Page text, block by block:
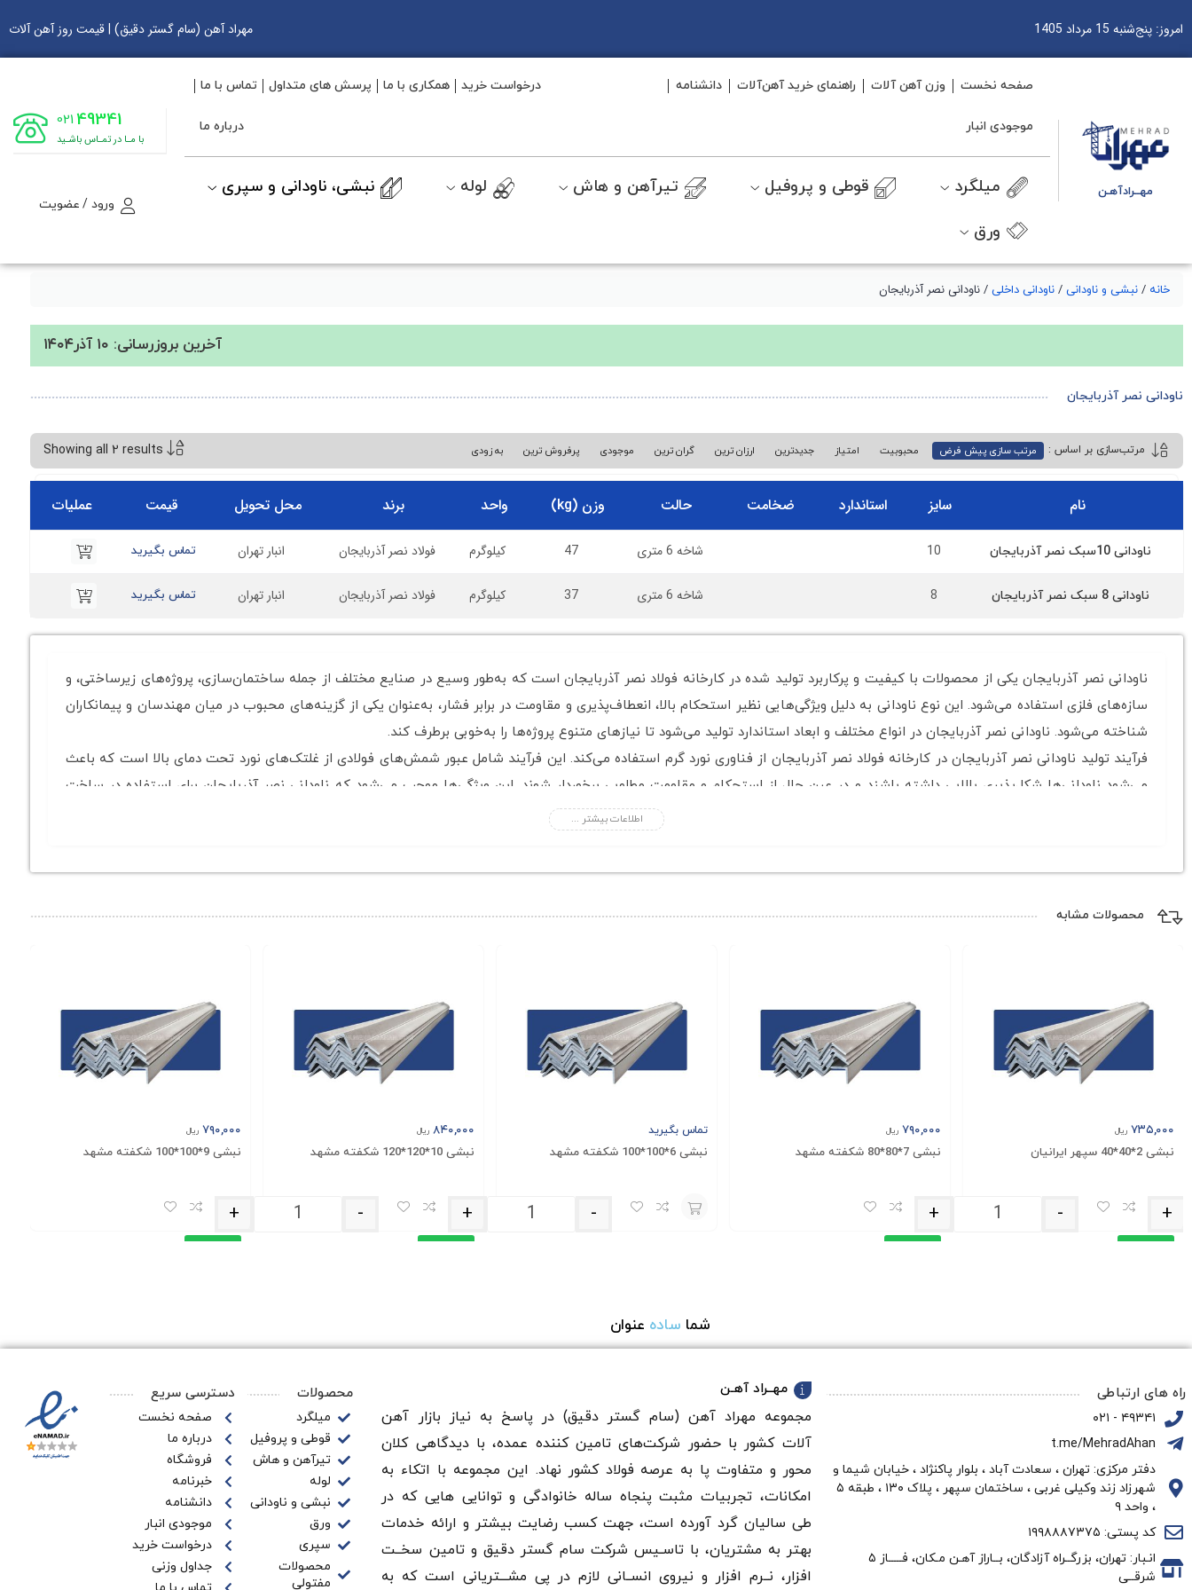
امروز: پنج‌شنبه 15 مرداد 1405 مهراد آهن (سام گستر دقیق) | قیمت روز آهن آلات
مهــرادآهـن
صفحه نخست وزن آهن آلات راهنمای خرید آهن‌آلات دانشنامه
موجودی انبار
درخواست خرید همکاری با ما پرسش های متداول تماس با ما
درباره ما
میلگرد قوطی و پروفیل تیرآهن و هاش لوله نبشی، ناودانی و سپری
ورق
49341
021
با مـا در تمـاس باشـید
ورود / عضویت
خانه / نبشی و ناودانی / ناودانی داخلی / ناودانی نصر آذربایجان
آخرین بروزرسانی: ۱۰ آذر۱۴۰۴
ناودانی نصر آذربایجان
Showing all 2 results مرتب سازی پیش فرض محبوبیت امتیاز جدیدترین ارزان ترین گران ترین موجودی پرفروش ترین به زودی
نام سایز استاندارد ضخامت حالت وزن (kg) واحد برند محل تحویل قیمت عملیات
ناودانی 10سبک نصر آذربایجان 10 شاخه 6 متری 47 کیلوگرم فولاد نصر آذربایجان انبار تهران تماس بگیرید
ناودانی 8 سبک نصر آذربایجان 8 شاخه 6 متری 37 کیلوگرم فولاد نصر آذربایجان انبار تهران تماس بگیرید
ناودانی نصر آذربایجان یکی از محصولات با کیفیت و پرکاربرد تولید شده در کارخانه فولاد نصر آذربایجان است که به‌طور وسیع در صنایع مختلف از جمله ساختمان‌سازی، پروژه‌های زیرساختی، و
سازه‌های فلزی استفاده می‌شود. این نوع ناودانی به دلیل ویژگی‌هایی نظیر استحکام بالا، انعطاف‌پذیری و مقاومت در برابر فشار، به‌عنوان یکی از گزینه‌های محبوب در میان مهندسان و پیمانکاران
شناخته می‌شود. ناودانی نصر آذربایجان در انواع مختلف و ابعاد استاندارد تولید می‌شود تا نیازهای متنوع پروژه‌ها را به‌خوبی برطرف کند.
فرآیند تولید ناودانی نصر آذربایجان در کارخانه فولاد نصر آذربایجان از فناوری نورد گرم استفاده می‌کند. این فرآیند شامل عبور شمش‌های فولادی از غلتک‌های نورد تحت دمای بالا است که باعث
می‌شود ناودانی‌ها شکل‌پذیری بالایی داشته باشند و در عین حال از استحکام و مقاومت مطلوبی برخوردار شوند. این ویژگی‌ها موجب می‌شود که ناودانی نصر آذربایجان برای استفاده در ساخت
قیمت ناودانی نصر آذربایجان تحت تأثیر عواملی مانند نوسانات قیمت فولاد، هزینه‌های حمل‌ونقل، تقاضا در بازار و نرخ ارز قرار دارد. برای دریافت قیمت به‌روز و مشاوره خرید ناودانی نصر
اطلاعات بیشتر ...
محصولات مشابه
۷۳۵,۰۰۰ ریال
نبشی 2*40*40 سپهر ایرانیان
+
سبد
۷۹۰,۰۰۰ ریال
نبشی 7*80*80 شکفته مشهد
-
+
سبد
تماس بگیرید
نبشی 6*100*100 شکفته مشهد
۸۴۰,۰۰۰ ریال
نبشی 10*120*120 شکفته مشهد
-
+
سبد
۷۹۰,۰۰۰ ریال
نبشی 9*100*100 شکفته مشهد
-
+
سبد
شما ساده عنوان
راه های ارتباطی
۴۹۳۴۱ - ۰۲۱
t.me/MehradAhan
دفتر مرکزی: تهران ، سعادت آباد ، بلوار پاکنژاد ، خیابان شیما و
شهرزاد زند وکیلی غربی ، ساختمان سپهر ، پلاک ۱۳۰ ، طبقه ۵
، واحد ۹
کد پستی: ۱۹۹۸۸۸۷۳۷۵
انـبار: تهران، بزرگــراه آزادگان، بــاراز آهـن مـکان، فـــــاز ۵
شرقــی
مهــراد آهـن
مجموعه مهراد آهن (سام گستر دقيق) در پاسخ به نیاز بازار آهن‌
آلات کشور با حضور شرکت‌های تامین کننده عمده، با دیدگاهی کلان
محور و متفاوت پا به عرصه فولاد کشور نهاد. این مجموعه با اتکاء به
امکانات، تجربیات مثبت پنجاه ساله خانوادگی و توانایی هایی که در
طی سالیان گرد آورده است، جهت کسب رضایت بیشتر و ارائه خدمات
بهتر به مشتریان، با تاسـیس شرکت سام گستر دقيق و تامین سخــت
افزار، نــرم افزار و نیروی انســانی لازم در پی مشـــتریانی است که به
محصولات
میلگرد
قوطی و پروفیل
تیرآهن و هاش
لوله
نبشی و ناودانی
ورق
سپری
محصولات
مفتولی
دسترسی سریع
صفحه نخست
درباره ما
فروشگاه
خبرنامه
دانشنامه
موجودی انبار
درخواست خرید
جداول وزنی